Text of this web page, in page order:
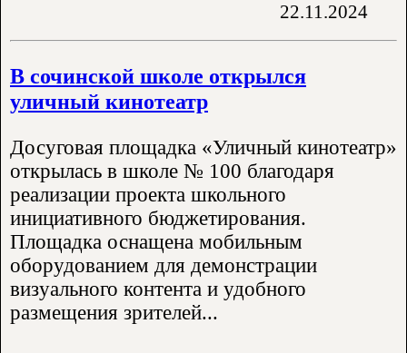
22.11.2024
В сочинской школе открылся
уличный кинотеатр
Досуговая площадка «Уличный кинотеатр»
открылась в школе № 100 благодаря
реализации проекта школьного
инициативного бюджетирования.
Площадка оснащена мобильным
оборудованием для демонстрации
визуального контента и удобного
размещения зрителей...